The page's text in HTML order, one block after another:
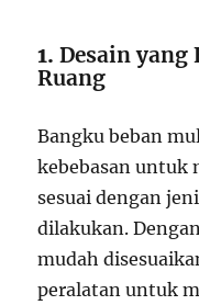
1.Desain yang
Ruang
Bangku beban
kebebasan untuk
sesuai dengan
dilakukan.
mudah
peralatan untuk